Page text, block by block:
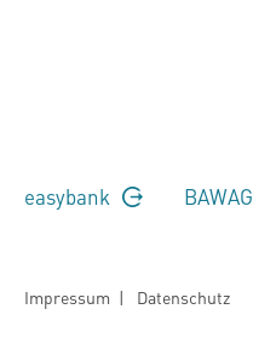
easybank BAWAG
Impressum | Datenschutz